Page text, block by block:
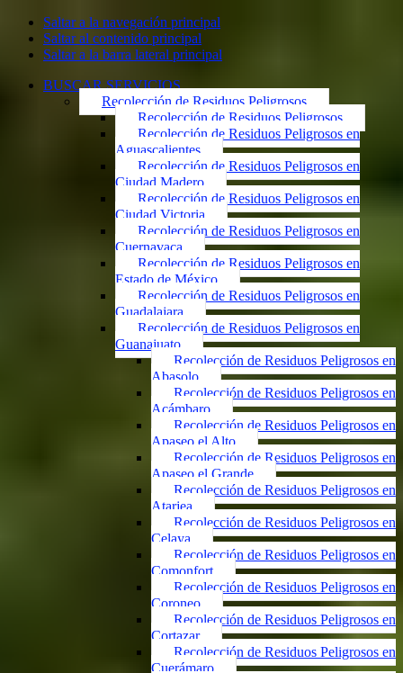
Saltar a la navegación principal
Saltar al contenido principal
Saltar a la barra lateral principal
BUSCAR SERVICIOS
Recolección de Residuos Peligrosos
Recolección de Residuos Peligrosos
Recolección de Residuos Peligrosos en
Aguascalientes
Recolección de Residuos Peligrosos en
Ciudad Madero
Recolección de Residuos Peligrosos en
Ciudad Victoria
Recolección de Residuos Peligrosos en
Cuernavaca
Recolección de Residuos Peligrosos en
Estado de México
Recolección de Residuos Peligrosos en
Guadalajara
Recolección de Residuos Peligrosos en
Guanajuato
Recolección de Residuos Peligrosos en
Abasolo
Recolección de Residuos Peligrosos en
Acámbaro
Recolección de Residuos Peligrosos en
Apaseo el Alto
Recolección de Residuos Peligrosos en
Apaseo el Grande
Recolección de Residuos Peligrosos en
Atarjea
Recolección de Residuos Peligrosos en
Celaya
Recolección de Residuos Peligrosos en
Comonfort
Recolección de Residuos Peligrosos en
Coroneo
Recolección de Residuos Peligrosos en
Cortazar
Recolección de Residuos Peligrosos en
Cuerámaro